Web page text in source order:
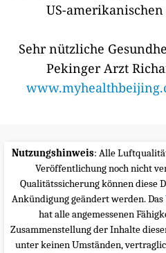
US-
Sehr nützliche
Pekinger Arzt
Nutzungshinweis: Alle
Veröffentlichung noch nicht
Qualitätssicherung können diese
Ankündigung geändert werden. Das
hat alle angemessenen
Zusammenstellung der Inhalte
unter keinen Umständen,